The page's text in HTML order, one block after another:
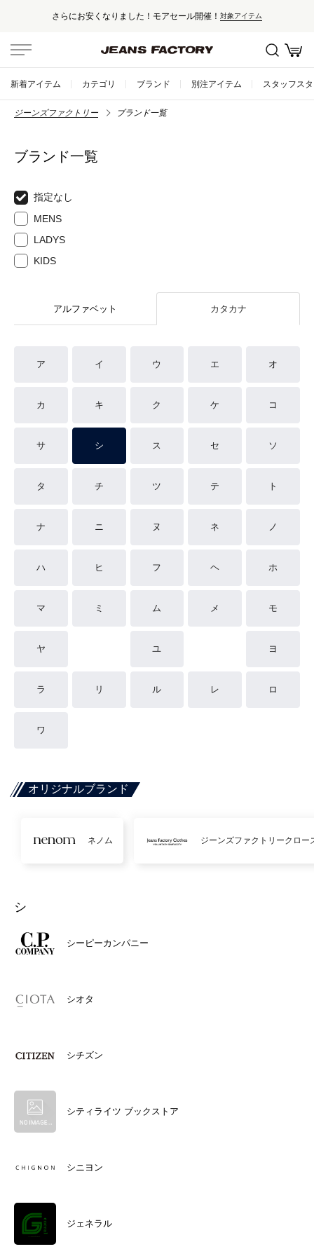
さらにお安くなりました！モアセール開催！ 対象アイテム
新着アイテム カテゴリ ブランド 別注アイテム スタッフス
ジーンズファクトリー ブランド一覧
ブランド一覧
指定なし
MENS
LADYS
KIDS
アルファベット カタカナ
ア イ ウ エ オ
カ キ ク ケ コ
サ シ ス セ ソ
タ チ ツ テ ト
ナ ニ ヌ ネ ノ
ハ ヒ フ ヘ ホ
マ ミ ム メ モ
ヤ ユ ヨ
ラ リ ル レ ロ
ワ
オリジナルブランド
ネノム ジーンズファクトリークロー
シ
シーピーカンパニー
シオタ
シチズン
シティライツ ブックストア
シニヨン
ジェネラル